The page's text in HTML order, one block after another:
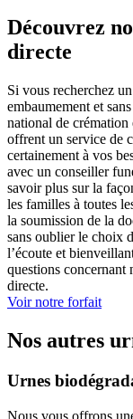
Découvrez
directe
Si vous recherchez
embaumement et
national de
offrent un service de
certainement à vos
avec un conseiller
savoir plus sur la
les familles à toutes
la soumission de la
sans oublier le choix
l’écoute et
questions concernant
directe.
Voir notre forfait
Nos autres
Urnes
Nous vous offrons